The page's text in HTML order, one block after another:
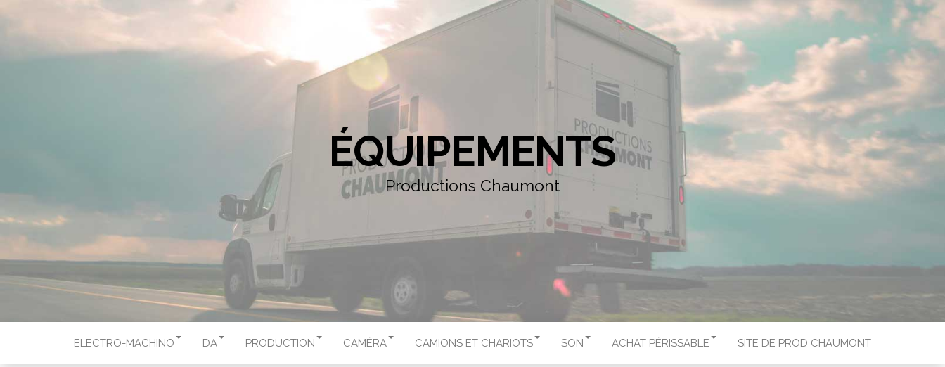
ÉQUIPEMENTS
Productions Chaumont
ELECTRO-MACHINO DA PRODUCTION CAMÉRA CAMIONS ET CHARIOTS SON ACHAT PÉRISSABLE SITE DE PROD CHAUMONT